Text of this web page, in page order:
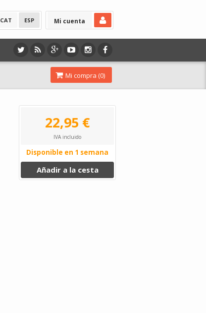
Mi cuenta
CAT ESP
Mi compra (0)
22,95 €
IVA incluido
Disponible en 1 semana
Añadir a la cesta